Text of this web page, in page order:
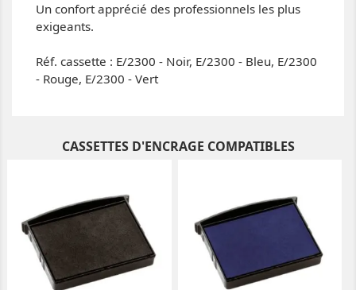
Un confort apprécié des professionnels les plus
exigeants.
Réf. cassette : E/2300 - Noir, E/2300 - Bleu, E/2300
- Rouge, E/2300 - Vert
CASSETTES D'ENCRAGE COMPATIBLES